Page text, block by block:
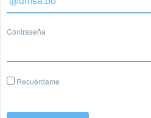
Contraseña
Recuérdame